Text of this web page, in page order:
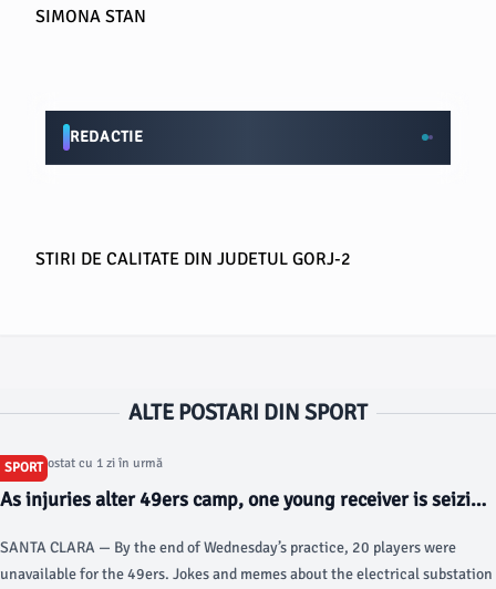
SIMONA STAN
REDACTIE
STIRI DE CALITATE DIN JUDETUL GORJ-2
ALTE POSTARI DIN SPORT
SPORT
Articol postat cu 1 zi în urmă
As injuries alter 49ers camp, one young receiver is seizing
SANTA CLARA — By the end of Wednesday’s practice, 20 players were
unavailable for the 49ers. Jokes and memes about the electrical substation